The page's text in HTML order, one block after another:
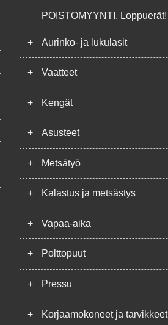
POISTOMYYNTI, Loppuerät!
+ Aurinko- ja lukulasit
+ Vaatteet
+ Kengät
+ Asusteet
+ Metsätyö
+ Kalastus ja metsästys
+ Vapaa-aika
+ Polttopuut
+ Pressu
+ Korjaamokoneet ja tarvikkeet